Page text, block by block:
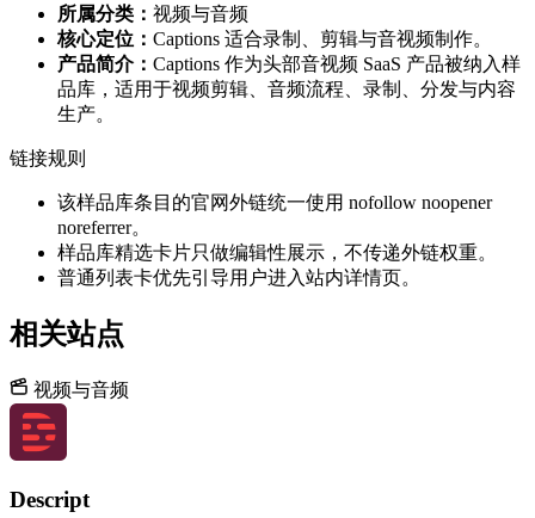
所属分类： 视频与音频
核心定位： Captions 适合录制、剪辑与音视频制作。
产品简介： Captions 作为头部音视频 SaaS 产品被纳入样
品库，适用于视频剪辑、音频流程、录制、分发与内容
生产。
链接规则
该样品库条目的官网外链统一使用 nofollow noopener
noreferrer。
样品库精选卡片只做编辑性展示，不传递外链权重。
普通列表卡优先引导用户进入站内详情页。
相关站点
视频与音频
Descript